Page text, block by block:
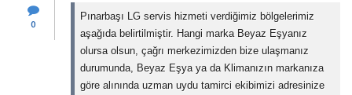
0
Pınarbaşı LG servis hizmeti verdiğimiz bölgelerimiz
aşağıda belirtilmiştir. Hangi marka Beyaz Eşyanız
olursa olsun, çağrı merkezimizden bize ulaşmanız
durumunda, Beyaz Eşya ya da Klimanızın markanıza
göre alınında uzman uydu tamirci ekibimizi adresinize